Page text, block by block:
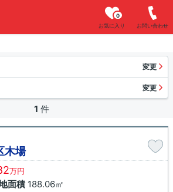
お気に入り
0
お問い合わせ
変更
変更
1 件
木場
万円
面積188.06㎡